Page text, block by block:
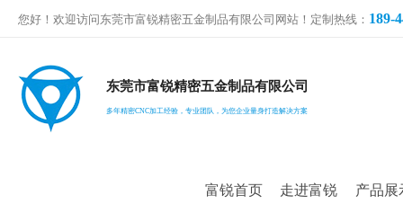
您好！欢迎访问东莞市富锐精密五金制品有限公司网站！定制热线： 189-
东莞市富锐精密五金制品有限公司
多年精密CNC加工经验，专业团队，为您企业量身打造解决方案
富锐首页 走进富锐 产品展